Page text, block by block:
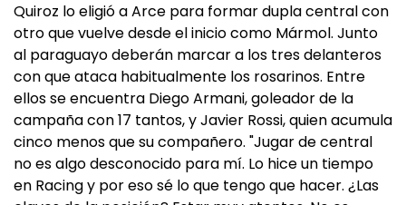
Quiroz lo eligió a Arce para formar dupla central con
otro que vuelve desde el inicio como Mármol. Junto
al paraguayo deberán marcar a los tres delanteros
con que ataca habitualmente los rosarinos. Entre
ellos se encuentra Diego Armani, goleador de la
campaña con 17 tantos, y Javier Rossi, quien acumula
cinco menos que su compañero. "Jugar de central
no es algo desconocido para mí. Lo hice un tiempo
en Racing y por eso sé lo que tengo que hacer. ¿Las